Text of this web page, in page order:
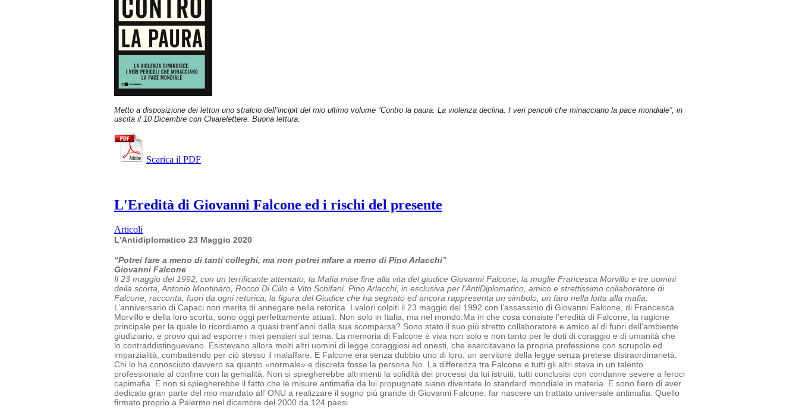
Metto a disposizione dei lettori uno stralcio dell’incipit del mio ultimo volume “Contro la paura. La violenza declina. I veri pericoli che minacciano la pace mondiale”, in
uscita il 10 Dicembre con Chiarelettere. Buona lettura.
Scarica il PDF
L'Eredità di Giovanni Falcone ed i rischi del presente
Articoli
L'Antidiplomatico 23 Maggio 2020
“Potrei fare a meno di tanti colleghi, ma non potrei mfare a meno di Pino Arlacchi”
Giovanni Falcone
Il 23 maggio del 1992, con un terrificante attentato, la Mafia mise fine alla vita del giudice Giovanni Falcone, la moglie Francesca Morvillo e tre uomini
della scorta, Antonio Montinaro, Rocco Di Cillo e Vito Schifani. Pino Arlacchi, in esclusiva per l'AntiDiplomatico, amico e strettissimo collaboratore di
Falcone, racconta, fuori da ogni retorica, la figura del Giudice che ha segnato ed ancora rappresenta un simbolo, un faro nella lotta alla mafia.
L’anniversario di Capaci non merita di annegare nella retorica. I valori colpiti il 23 maggio del 1992 con l’assassinio di Giovanni Falcone, di Francesca
Morvillo e della loro scorta, sono oggi perfettamente attuali. Non solo in Italia, ma nel mondo.Ma in che cosa consiste l’eredità di Falcone, la ragione
principale per la quale lo ricordiamo a quasi trent’anni dalla sua scomparsa? Sono stato il suo più stretto collaboratore e amico al di fuori dell’ambiente
giudiziario, e provo qui ad esporre i miei pensieri sul tema. La memoria di Falcone è viva non solo e non tanto per le doti di coraggio e di umanità che
lo contraddistinguevano. Esistevano allora molti altri uomini di legge coraggiosi ed onesti, che esercitavano la propria professione con scrupolo ed
imparzialità, combattendo per ciò stesso il malaffare. E Falcone era senza dubbio uno di loro, un servitore della legge senza pretese distraordinarietà.
Chi lo ha conosciuto davvero sa quanto «normale» e discreta fosse la persona.No. La differenza tra Falcone e tutti gli altri stava in un talento
professionale al confine con la genialità. Non si spiegherebbe altrimenti la solidità dei processi da lui istruiti, tutti conclusisi con condanne severe a feroci
capimafia. E non si spiegherebbe il fatto che le misure antimafia da lui propugnate siano diventate lo standard mondiale in materia. E sono fiero di aver
dedicato gran parte del mio mandato all’ ONU a realizzare il sogno più grande di Giovanni Falcone: far nascere un trattato universale antimafia. Quello
firmato proprio a Palermo nel dicembre del 2000 da 124 paesi.